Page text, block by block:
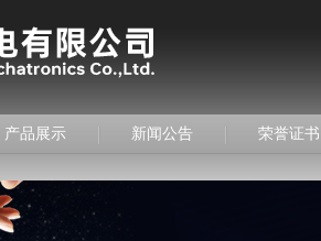
产品展示 新闻公告 荣誉证书